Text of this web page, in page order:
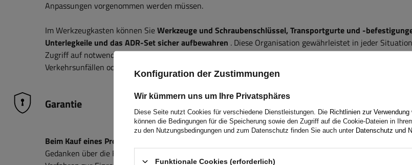
Anpassungen vorgenommen werden müssen.
Im Werkzeugkasten können SieWerkzeuge und Schraubenschlüssel, Transportgurte und -
Unterlegkeile und das ADR-Set sicher aufbewahren . Diese Organisation gewährleistet in jeder
Zugriff auf notwendige Gegenstände, sowohl im alltäglichen Gebrauch des Fahrzeugs als auch bei
Verkehrsunfällen oder Servicearbeiten.
Garantie
Beim Kauf eines Produkts aus unserem Sortiment erhalten Sie eine 2-jährige Garantie.
Gedanken über die Folgen eines möglichen Defekts zu machen. Da wir uns um Ihre Zufriedenheit
Konfiguration der Zustimmungen
Wir kümmern uns um Ihre Privatsphäres
Diese Seite nutzt Cookies für verschiedene Dienstleistungen. Die Richtlinien zur Verwendung
können die Bedingungen für die Speicherung sowie den Zugriff auf die Cookie-Dateien in
zu den Nutzungsbedingungen und zum Datenschutz finden Sie auch unter Datenschutz und
Funktionale Cookies (erforderlich)